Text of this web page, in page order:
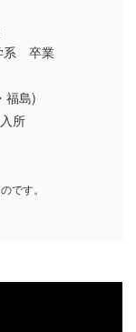
系 卒業
島)
所
です。